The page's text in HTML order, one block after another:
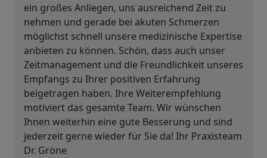
ein großes Anliegen, uns ausreichend Zeit zu
nehmen und gerade bei akuten Schmerzen
möglichst schnell unsere medizinische Expertise
anbieten zu können. Schön, dass auch unser
Zeitmanagement und die Freundlichkeit unseres
Empfangs zu Ihrer positiven Erfahrung
beigetragen haben. Ihre Weiterempfehlung
motiviert das gesamte Team. Wir wünschen
Ihnen weiterhin eine gute Besserung und sind
jederzeit gerne wieder für Sie da! Ihr Praxisteam
Dr. Gröne